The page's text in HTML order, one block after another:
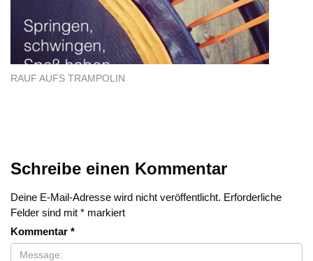
RAUF AUFS TRAMPOLIN
Schreibe einen Kommentar
Deine E-Mail-Adresse wird nicht veröffentlicht. Erforderliche
Felder sind mit * markiert
Kommentar *